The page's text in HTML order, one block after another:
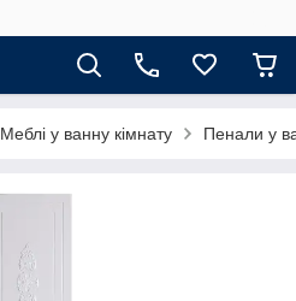
Меблі у ванну кімнату Пенали у